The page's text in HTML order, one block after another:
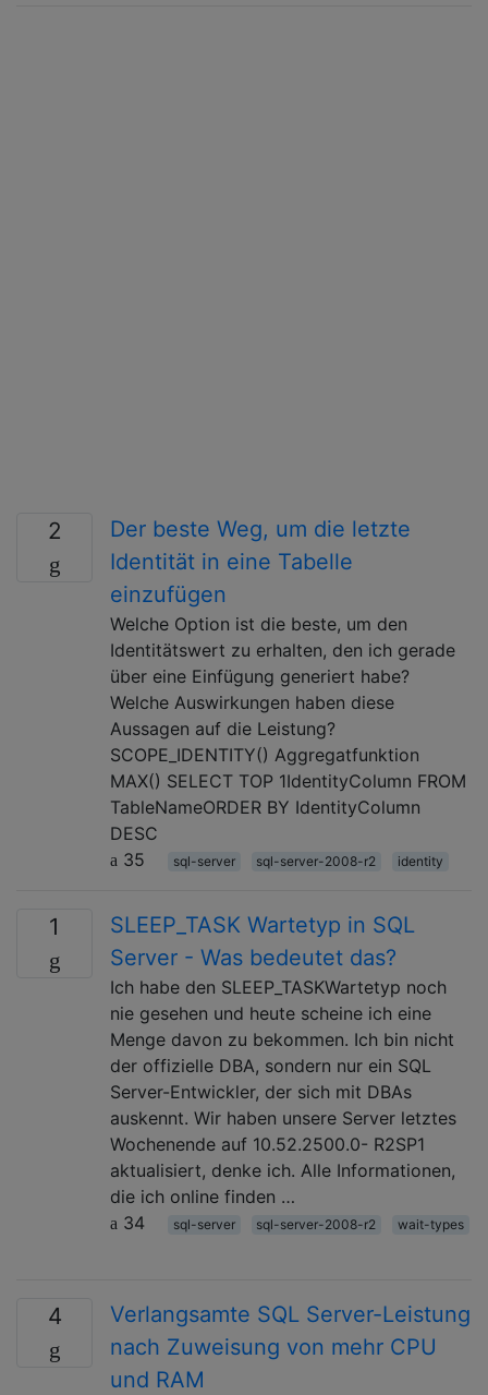
2
Der beste Weg, um die letzte
Identität in eine Tabelle
einzufügen
Welche Option ist die beste, um den
Identitätswert zu erhalten, den ich gerade
über eine Einfügung generiert habe?
Welche Auswirkungen haben diese
Aussagen auf die Leistung?
SCOPE_IDENTITY() Aggregatfunktion
MAX() SELECT TOP 1IdentityColumn FROM
TableNameORDER BY IdentityColumn
DESC
35
sql-server sql-server-2008-r2 identity
1
SLEEP_TASK Wartetyp in SQL
Server - Was bedeutet das?
Ich habe den SLEEP_TASKWartetyp noch
nie gesehen und heute scheine ich eine
Menge davon zu bekommen. Ich bin nicht
der offizielle DBA, sondern nur ein SQL
Server-Entwickler, der sich mit DBAs
auskennt. Wir haben unsere Server letztes
Wochenende auf 10.52.2500.0- R2SP1
aktualisiert, denke ich. Alle Informationen,
die ich online finden …
34
sql-server sql-server-2008-r2 wait-types
4
Verlangsamte SQL Server-Leistung
nach Zuweisung von mehr CPU
und RAM